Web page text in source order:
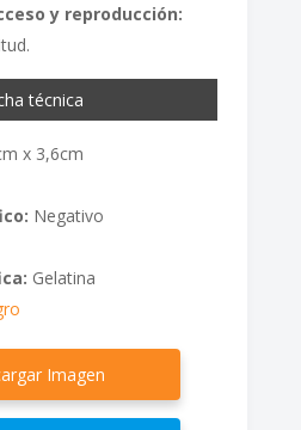
y reproducción:
técnica
x 3,6cm
Negativo
Gelatina
Imagen